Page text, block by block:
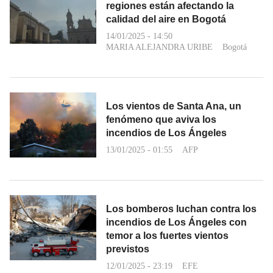
regiones están afectando la
calidad del aire en Bogotá
14/01/2025 - 14:50
MARIA ALEJANDRA URIBE
Bogotá
Los vientos de Santa Ana, un
fenómeno que aviva los
incendios de Los Ángeles
13/01/2025 - 01:55 AFP
Los bomberos luchan contra los
incendios de Los Ángeles con
temor a los fuertes vientos
previstos
12/01/2025 - 23:19 EFE